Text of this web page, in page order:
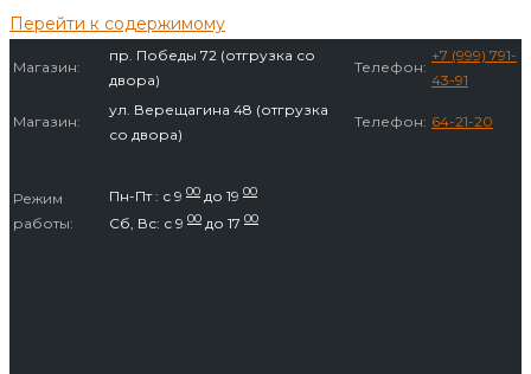
Перейти к содержимому
Магазин:
пр. Победы 72 (отгрузка со
двора)
Телефон:
+7 (999) 791-
43-91
Магазин:
ул. Верещагина 48 (отгрузка
со двора)
Телефон: 64-21-20
Режим
работы:
Пн-Пт : с 9 00 до 19 00
Сб, Вс: с 9 00 до 17 00